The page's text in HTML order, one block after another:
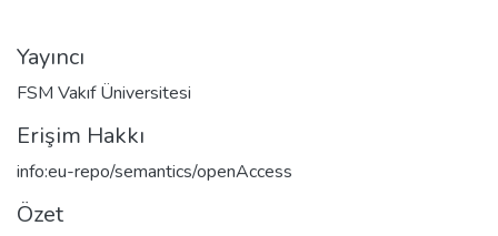
Yayıncı
FSM Vakıf Üniversitesi
Erişim Hakkı
info:eu-repo/semantics/openAccess
Özet